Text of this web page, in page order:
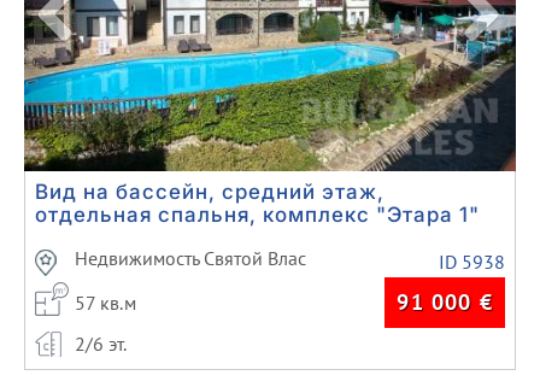
Вид на бассейн, средний этаж,
отдельная спальня, комплекс "Этара 1"
Недвижимость Святой Влас
ID 5938
57 кв.м
91 000 €
2/6 эт.